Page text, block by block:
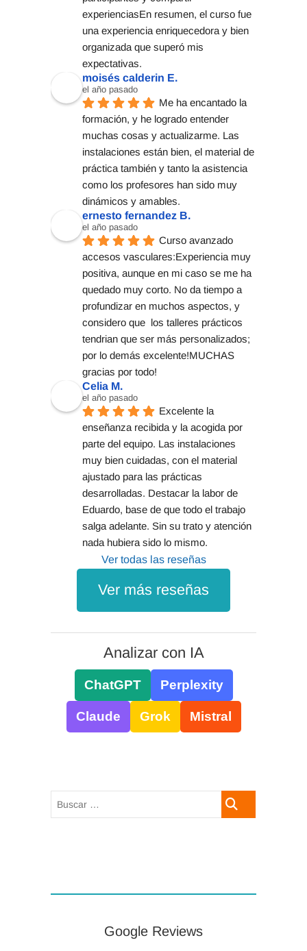
experienciasEn resumen, el curso fue
una experiencia enriquecedora y bien
organizada que superó mis
expectativas.
moisés calderin E.
el año pasado
Me ha encantado la
formación, y he logrado entender
muchas cosas y actualizarme. Las
instalaciones están bien, el material de
práctica también y tanto la asistencia
como los profesores han sido muy
dinámicos y amables.
ernesto fernandez B.
el año pasado
Curso avanzado
accesos vasculares:Experiencia muy
positiva, aunque en mi caso se me ha
quedado muy corto. No da tiempo a
profundizar en muchos aspectos, y
considero que  los talleres prácticos
tendrian que ser más personalizados;
por lo demás excelente!MUCHAS
gracias por todo!
Celia M.
el año pasado
Excelente la
enseñanza recibida y la acogida por
parte del equipo. Las instalaciones
muy bien cuidadas, con el material
ajustado para las prácticas
desarrolladas. Destacar la labor de
Eduardo, base de que todo el trabajo
salga adelante. Sin su trato y atención
nada hubiera sido lo mismo.
Ver todas las reseñas
Ver más reseñas
Analizar con IA
ChatGPT Perplexity
Claude Grok Mistral
Buscar
…
Google Reviews